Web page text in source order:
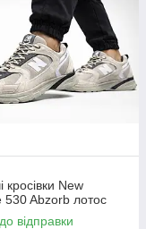
кросівки New
530 Abzorb лотос
відправки